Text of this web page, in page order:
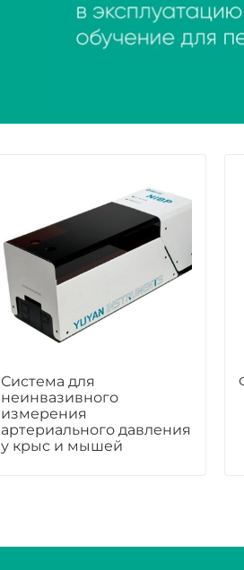
Система для
неинвазивного
измерения
артериального давления
у крыс и мышей